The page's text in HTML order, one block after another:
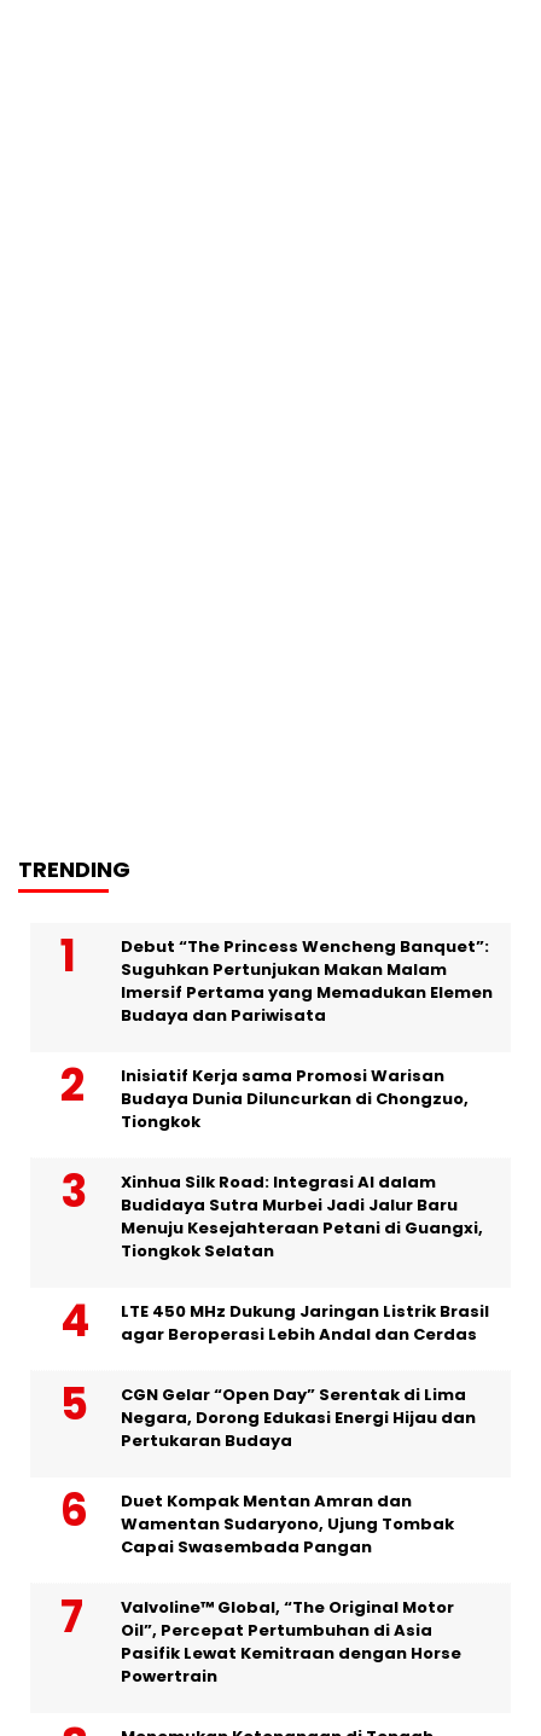
TRENDING
Debut “The Princess Wencheng Banquet”:
Suguhkan Pertunjukan Makan Malam
Imersif Pertama yang Memadukan Elemen
Budaya dan Pariwisata
Inisiatif Kerja sama Promosi Warisan
Budaya Dunia Diluncurkan di Chongzuo,
Tiongkok
Xinhua Silk Road: Integrasi AI dalam
Budidaya Sutra Murbei Jadi Jalur Baru
Menuju Kesejahteraan Petani di Guangxi,
Tiongkok Selatan
LTE 450 MHz Dukung Jaringan Listrik Brasil
agar Beroperasi Lebih Andal dan Cerdas
CGN Gelar “Open Day” Serentak di Lima
Negara, Dorong Edukasi Energi Hijau dan
Pertukaran Budaya
Duet Kompak Mentan Amran dan
Wamentan Sudaryono, Ujung Tombak
Capai Swasembada Pangan
Valvoline™ Global, “The Original Motor
Oil”, Percepat Pertumbuhan di Asia
Pasifik Lewat Kemitraan dengan Horse
Powertrain